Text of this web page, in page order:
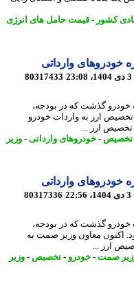
کشور-قیمت حامل های انرژی
وارداتی
80317433
گذشت که در بودجه،
بدون تخصیص ارز به واردات خودرو
-خودروهای وارداتی-وزیر
وارداتی
80317336
گذشت که در بودجه،
معاون وزیر صمت به
...
صمت-خودرو-تخصیص-وزیر